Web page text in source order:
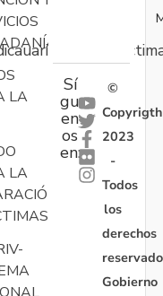
LA
LA
Sí
gu
en
os
en:
©
Copyrigth
2023
-
Todos
los
derechos
Gobierno